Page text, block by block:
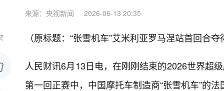
来源：央视新闻 2026-06-13 20:35
（原标题：“张雪机车”艾米利亚罗马涅站首回合
人民财讯6月13日电， 在刚刚结束的2026世界超
第一回正赛中，中国摩托车制造商“张雪机车”的